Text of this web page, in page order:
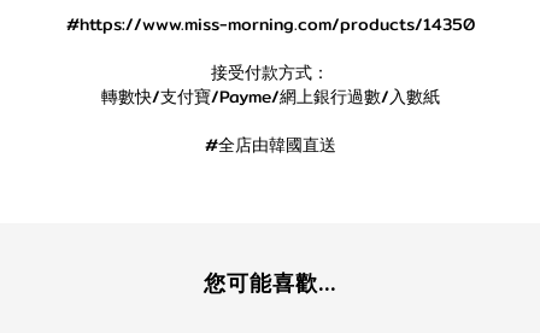
#https://www.miss-morning.com/products/14350
接受付款方式：
轉數快/支付寶/Payme/網上銀行過數/入數紙
#全店由韓國直送
您可能喜歡...